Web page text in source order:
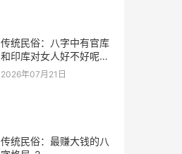
传统民俗：八字中有官库
和印库对女人好不好呢？
赶快收藏起来慢慢看吧
2026年07月21日
传统民俗：最赚大钱的八